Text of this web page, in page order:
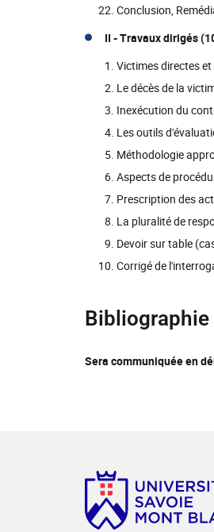
Conclusion,
II -Travaux dirigés
Victimes directes
Le décès de la
Inexécution du
Les outils
Méthodologie
Aspects de
Prescription des
La pluralité de
Devoir sur table
Corrigé de
Bibliographie
Sera communiquée en